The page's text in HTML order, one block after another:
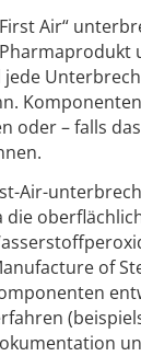
Air“
oder – falls
Air-
of